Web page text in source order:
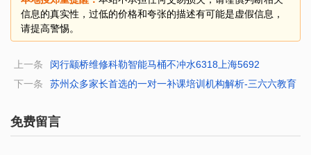
信息的真实性，过低的价格和夸张的描述有可能是虚假信息，
请提高警惕。
上一条
闵行颛桥维修科勒智能马桶不冲水6318上海5692
下一条
苏州众多家长首选的一对一补课培训机构解析-三六六教育
免费留言